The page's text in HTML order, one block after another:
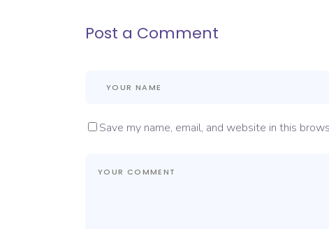
Post a Comment
Save my name, email, and website in this